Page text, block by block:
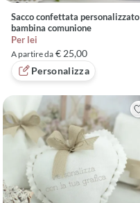
Sacco confettata personalizzato
bambina comunione
Per lei
A partire da € 25,00
Personalizza